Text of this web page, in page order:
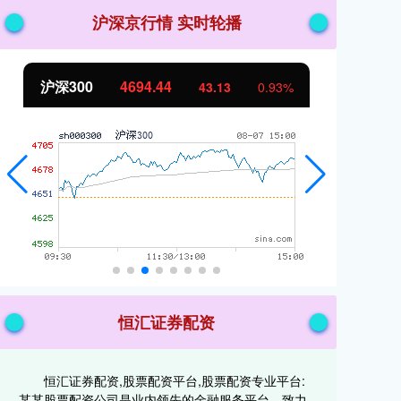
沪深京行情 实时轮播
沪深300 4694.44 43.13 0.93%
恒汇证券配资
恒汇证券配资,股票配资平台,股票配资专业平台: